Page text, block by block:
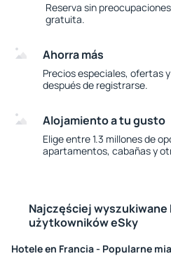
Reserva sin
gratuita.
Ahorra más
Precios especiales, ofertas
después de registrarse.
Alojamiento a tu gusto
Elige entre 1.3 millones de
apartamentos, cabañas y
Najczęściej wyszukiwane
użytkowników eSky
Hotele en Francia - Popularne